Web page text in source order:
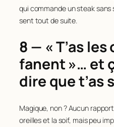
qui commande un steak
sent tout de suite.
8 — « T’as
fanent »… et
dire que t’as
Magique, non ? Aucun
oreilles et la soif, mais peu